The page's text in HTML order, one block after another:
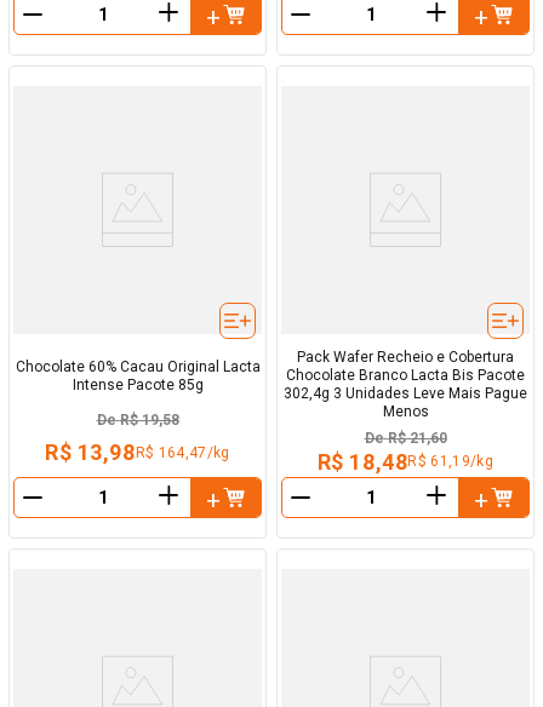
＋ ＋
Chocolate 60% Cacau Original Lacta
Intense Pacote 85g
De R$ 19,58
R$ 13,98R$ 164,47/kg
＋
Pack Wafer Recheio e Cobertura
Chocolate Branco Lacta Bis Pacote
302,4g 3 Unidades Leve Mais Pague
Menos
De R$ 21,60
R$ 18,48R$ 61,19/kg
＋